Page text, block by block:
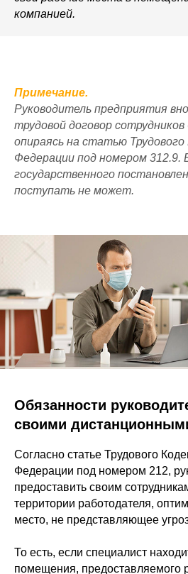
компанией.
Примечание.
Руководитель предприятия
трудовой договор сотрудников
опираясь на статью Трудового
Федерации под номером 312.9.
государственного
поступать не может.
Обязанности
своими
Согласно статье Трудового
Федерации под номером 212,
предоставить своим
территории работодателя,
место, не представляющее
То есть, если специалист
помещения, предоставляемого